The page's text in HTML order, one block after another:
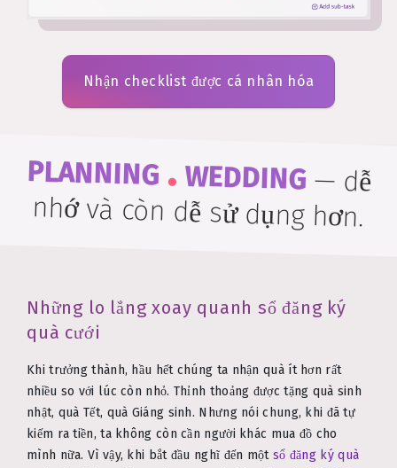
Nhận checklist được cá nhân hóa
PLANNING . WEDDING— dễ
nhớ và còn dễ sử dụng hơn.
Những lo lắng xoay quanh sổ đăng ký
quà cưới
Khi trưởng thành, hầu hết chúng ta nhận quà ít hơn rất
nhiều so với lúc còn nhỏ. Thỉnh thoảng được tặng quà sinh
nhật, quà Tết, quà Giáng sinh. Nhưng nói chung, khi đã tự
kiếm ra tiền, ta không còn cần người khác mua đồ cho
mình nữa. Vì vậy, khi bắt đầu nghĩ đến một sổ đăng ký quà